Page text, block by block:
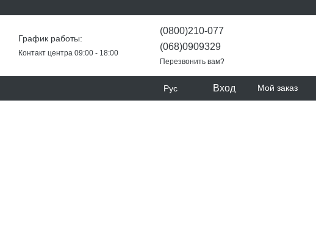
График работы:
Контакт центра 09:00 - 18:00
(0800)210-077
(068)0909329
Перезвонить вам?
Рус Вход Мой заказ